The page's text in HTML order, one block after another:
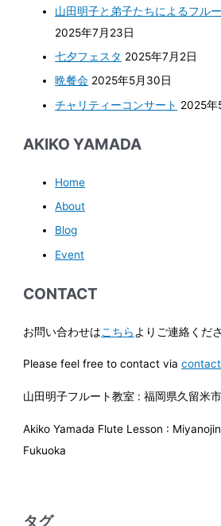
山田明子と弟子たちによるフル
2025年7月23日
七夕フェスタ 2025年7月2日
晩餐会 2025年5月30日
チャリティーコンサート 2025年
AKIKO YAMADA
Home
About
Blog
Event
CONTACT
お問い合わせはこちら よりご連絡くださ
Please feel free to contact via
山田明子フルート教室 : 福岡県久留米
Akiko Yamada Flute Lesson :
Fukuoka
タグ